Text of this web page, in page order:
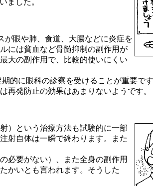
ました。
眼や肺、食道、大腸などに炎症を
には貧血など骨髄抑制の副作用が
大の副作用で、比較的使いにくい
的に眼科の診察を受けることが重要で
再発防止の効果はあまりないようです。
）という治療方法も試験的に一部
射自体は一瞬で終わります。また
必要がない）、また全身の副作用
かいとも言われます。そうした